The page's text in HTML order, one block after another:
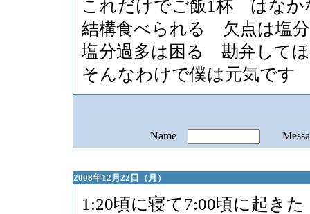
これだけでご飯1杯 はなか
結構食べられる 欠点は塩
塩分過多は困る 勘弁して
そんなわけで僕は元気です
Name
2008年12月22日（月）
1:20頃に寝て7:00頃に起きた